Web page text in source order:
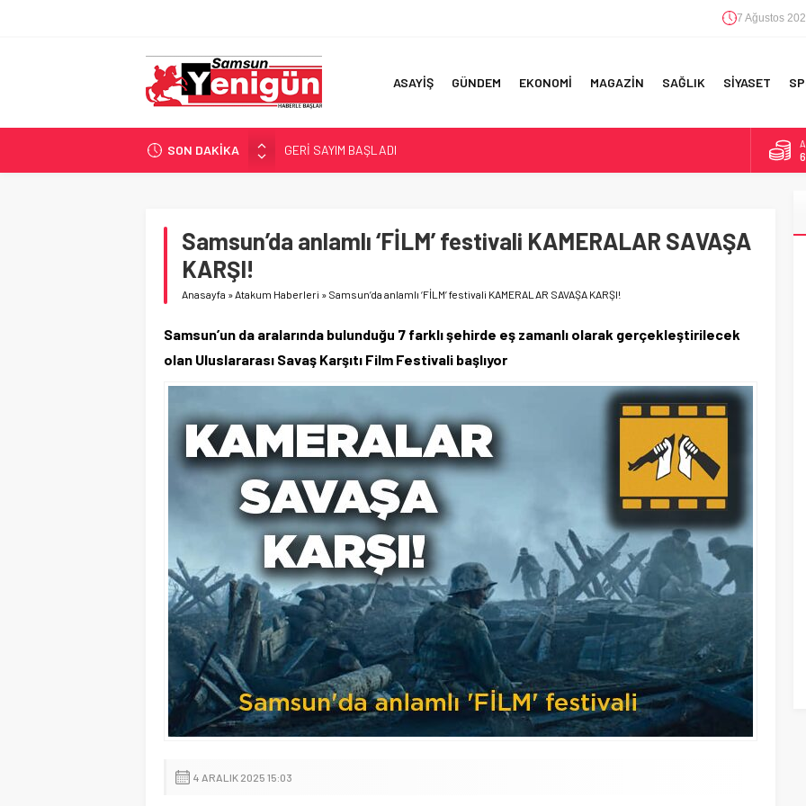
7 Ağustos
ASAYİŞ GÜNDEM EKONOMİ MAGAZİN SAĞLIK SİYASET
SON DAKİKA
GERİ SAYIM BAŞLADI
SAMSUNSPOR’DA HEDEF 5’İNCİLİK!
İŞTE FINDIK FİYATI!
Samsun’da anlamlı ‘FİLM’ festivali KAMERALAR SAVAŞA
KARŞI!
Anasayfa »Atakum Haberleri » Samsun’da anlamlı ‘FİLM’ festivali KAMERALAR SAVAŞA KARŞI!
Samsun’un da aralarında bulunduğu 7 farklı şehirde eş zamanlı olarak gerçekleştirilecek
olan Uluslararası Savaş Karşıtı Film Festivali başlıyor
4 ARALIK 2025 15:03